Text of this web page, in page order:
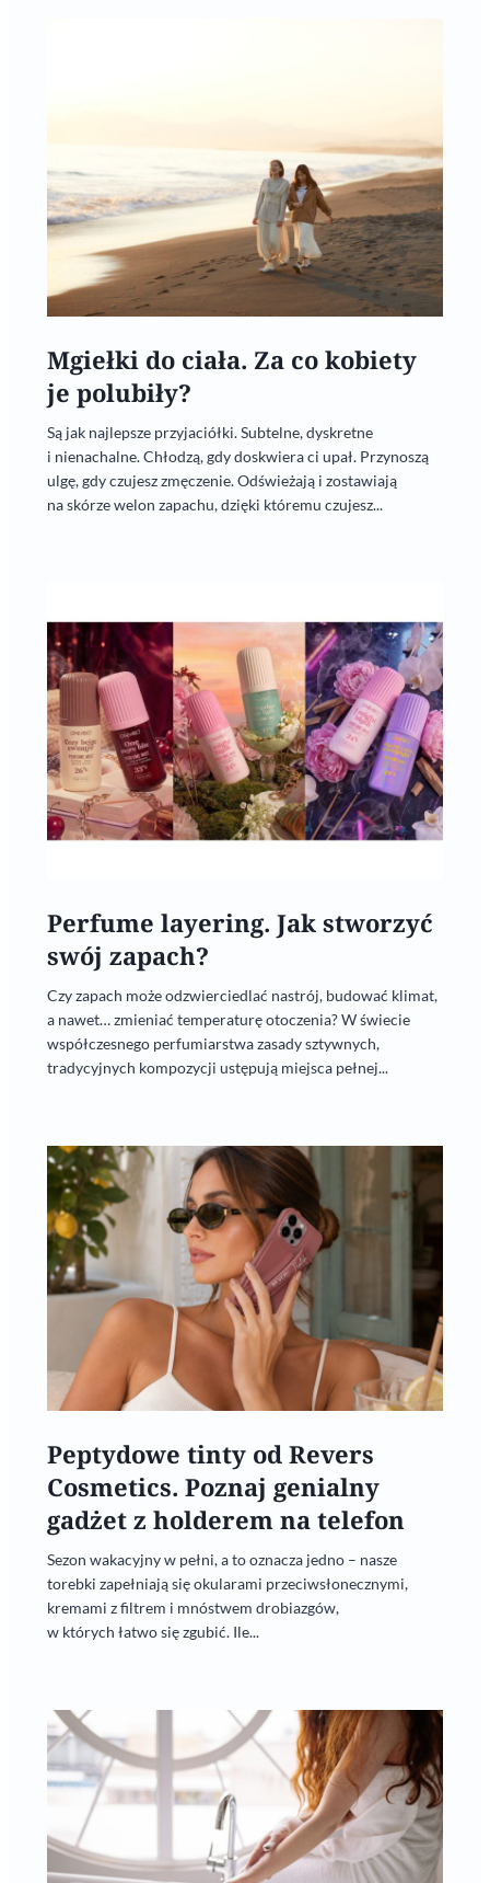
Mgiełki do ciała. Za co kobiety
je polubiły?
Są jak najlepsze przyjaciółki. Subtelne, dyskretne
i nienachalne. Chłodzą, gdy doskwiera ci upał. Przynoszą
ulgę, gdy czujesz zmęczenie. Odświeżają i zostawiają
na skórze welon zapachu, dzięki któremu czujesz...
Perfume layering. Jak stworzyć
swój zapach?
Czy zapach może odzwierciedlać nastrój, budować klimat,
a nawet… zmieniać temperaturę otoczenia? W świecie
współczesnego perfumiarstwa zasady sztywnych,
tradycyjnych kompozycji ustępują miejsca pełnej...
Peptydowe tinty od Revers
Cosmetics. Poznaj genialny
gadżet z holderem na telefon
Sezon wakacyjny w pełni, a to oznacza jedno – nasze
torebki zapełniają się okularami przeciwsłonecznymi,
kremami z filtrem i mnóstwem drobiazgów,
w których łatwo się zgubić. Ile...